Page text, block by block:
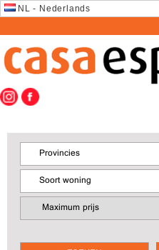
NL - Nederlands
Provincies
Soort woning